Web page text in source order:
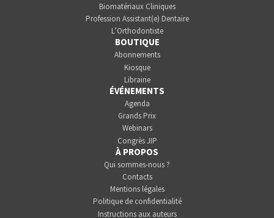
Biomatériaux Cliniques
Profession Assistant(e) Dentaire
L’Orthodontiste
BOUTIQUE
Abonnements
Kiosque
Librairie
ÉVÉNEMENTS
Agenda
Grands Prix
Webinars
Congrès JIP
À PROPOS
Qui sommes-nous ?
Contacts
Mentions légales
Politique de confidentialité
Instructions aux auteurs